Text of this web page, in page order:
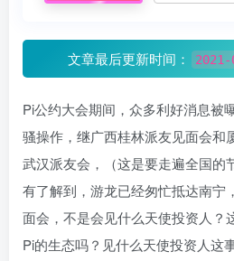
文章最后更新时间：
Pi公约大会期间，众多利好消息被
骚操作，继广西桂林派友见面会和
武汉派友会，（这是要走遍全国的
有了解到，游龙已经匆忙抵达南宁
面会，不是会见什么天使投资人？
Pi的生态吗？见什么天使投资人这